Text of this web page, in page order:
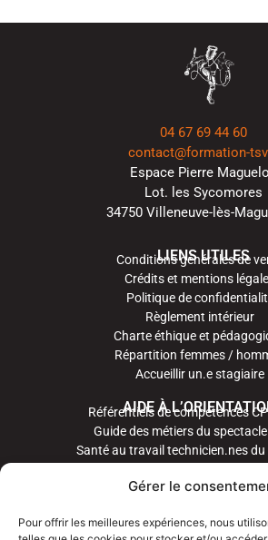
Gérer le
Pour offrir les meilleures expériences, nous
04 67 69 44 60
contact@formation-
Espace Pierre
Lot. les Sycomores
34750 Villeneuve-lès-
LIENS UTILES
Conditions générales de
Crédits et mentions
Politique de
Règlement intérieur
Charte éthique et
Répartition femmes /
Accueillir un.e stagiaire
AIDE À
Référentiels de compétences
Guide des métiers du
Santé au travail technicien.nes